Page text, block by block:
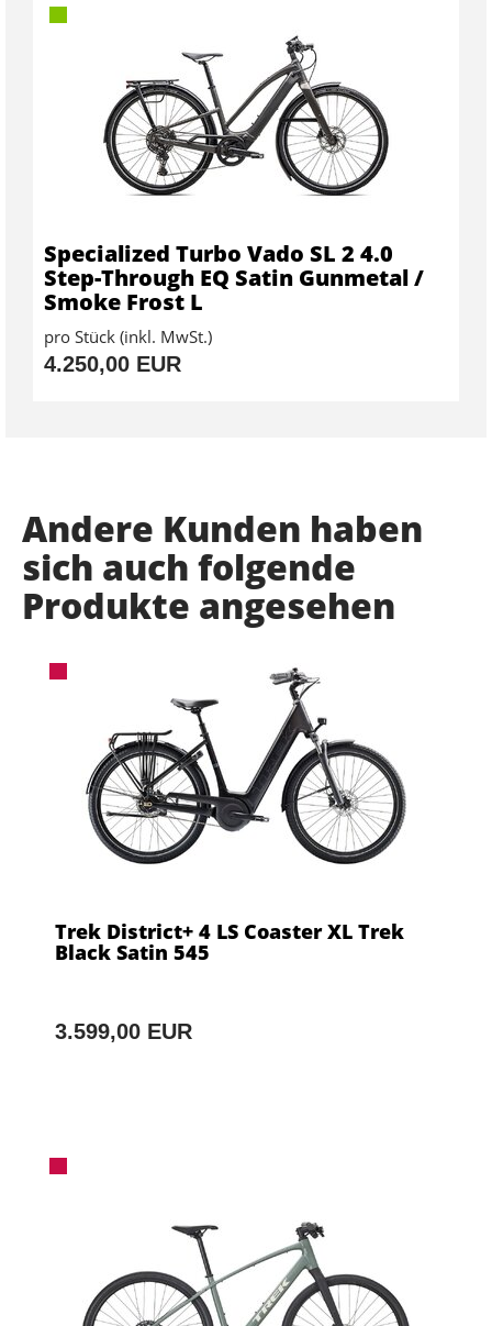
Specialized Turbo Vado SL 2 4.0
Step-Through EQ Satin Gunmetal /
Smoke Frost L
pro Stück (inkl. MwSt.)
4.250,00 EUR
Andere Kunden haben
sich auch folgende
Produkte angesehen
Trek District+ 4 LS Coaster XL Trek
Black Satin 545
3.599,00 EUR